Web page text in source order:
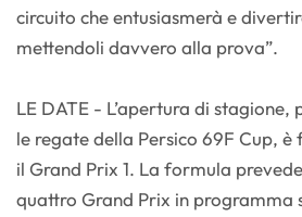
circuito che entusiasmerà e
mettendoli davvero alla prova”.
LE DATE - L’apertura di
le regate della Persico 69F Cup, è
il Grand Prix 1. La formula
quattro Grand Prix in programma